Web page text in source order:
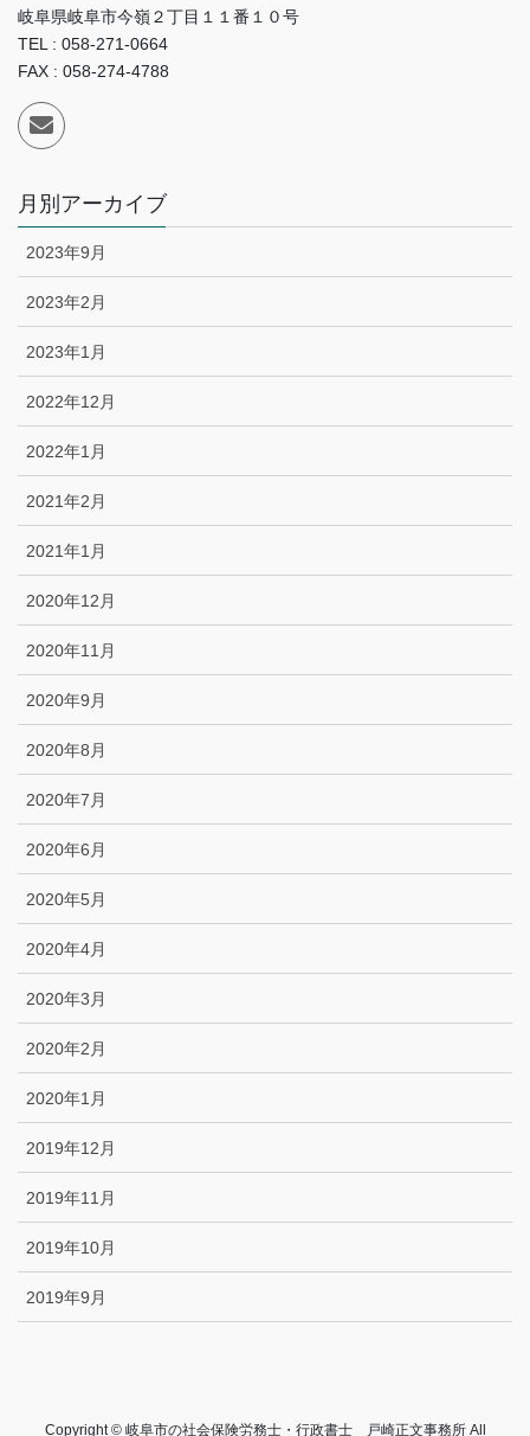
岐阜県岐阜市今嶺２丁目１１番１０号
TEL : 058-271-0664
FAX : 058-274-4788
月別アーカイブ
2023年9月
2023年2月
2023年1月
2022年12月
2022年1月
2021年2月
2021年1月
2020年12月
2020年11月
2020年9月
2020年8月
2020年7月
2020年6月
2020年5月
2020年4月
2020年3月
2020年2月
2020年1月
2019年12月
2019年11月
2019年10月
2019年9月
Copyright © 岐阜市の社会保険労務士・行政書士 戸崎正文事務所 All